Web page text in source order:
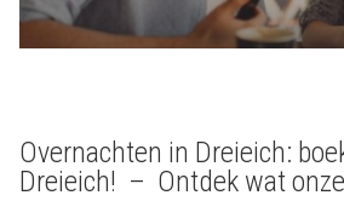
Overnachten in Dreieich:
Dreieich! – Ontdek wat